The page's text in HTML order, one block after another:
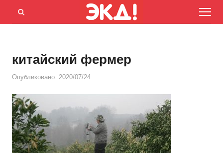
Menu
Открыть
китайский фермер
Опубликовано: 2020/07/24